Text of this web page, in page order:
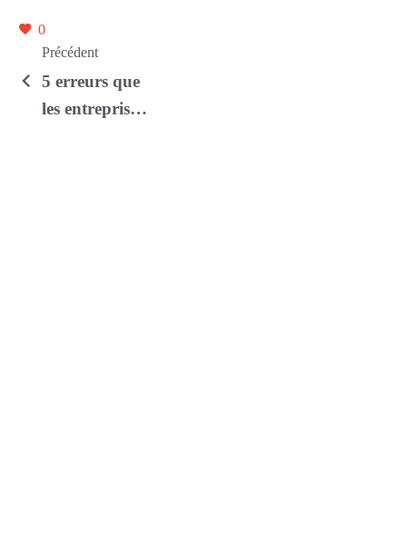
0
Précédent
5 erreurs que
les entreprises